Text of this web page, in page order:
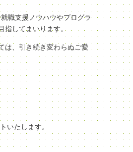
職支援ノウハウやプログラ
指してまいります。
は、引き続き変わらぬご愛
いたします。